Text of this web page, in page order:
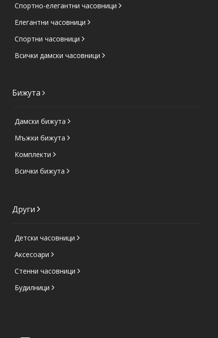
Спортно-елегантни часовници
Елегантни часовници
Спортни часовници
Всички дамски часовници
Бижута
Дамски бижута
Мъжки бижута
Комплекти
Всички бижута
Други
Детски часовници
Аксесоари
Стенни часовници
Будилници